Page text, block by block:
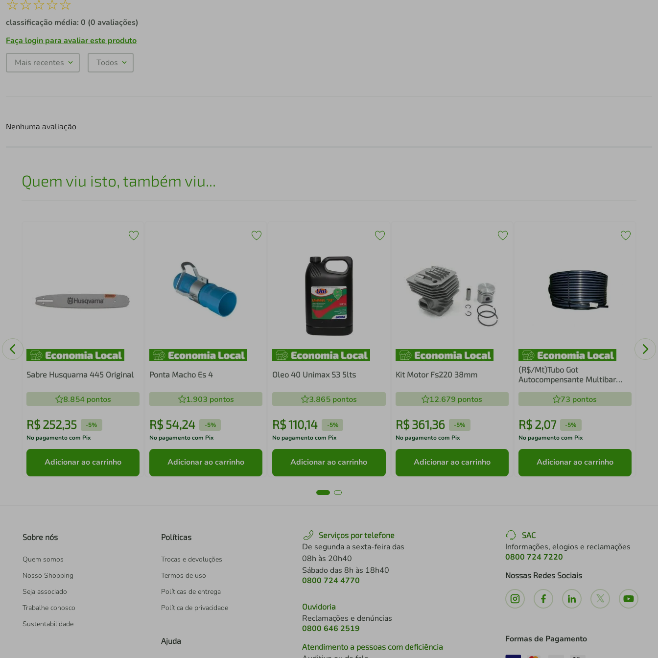
☆☆☆☆☆
classificação média: 0 (0 avaliações)
Faça login para avaliar este produto
Mais recentes Todos
Nenhuma avaliação
Quem viu isto, também viu...
Sabre Husquarna 445 Original
8.854pontos
R$ 252,35 -5%
No pagamento com Pix
Adicionar ao carrinho
Ponta Macho Es 4
1.903 pontos
R$ 54,24 -5%
No pagamento com Pix
Adicionar ao carrinho
Oleo 40 Unimax S3 5lts
3.865pontos
R$110,14 -5%
No pagamento com Pix
Adicionar ao carrinho
Kit Motor Fs220 38mm
12.679 pontos
R$ 361,36 -5%
No pagamento com Pix
Adicionar ao carrinho
(R$/Mt)Tubo Got
Autocompensante Multibar
73 pontos
R$ 2,07 -5%
No pagamento com Pix
Adicionar ao carrinho
Sobre nós
Quem somos
Nosso Shopping
Seja associado
Trabalhe conosco
Sustentabilidade
Políticas
Trocas e devoluções
Termos de uso
Políticas de entrega
Política de privacidade
Ajuda
Serviços por telefone
De segunda a sexta-feira das
08h às 20h40
Sábado das 8h às 18h40
0800 724 4770
Ouvidoria
Reclamações e denúncias
0800 646 2519
Atendimento a pessoas com deficiência
SAC
Informações, elogios e reclamações
0800 724 7220
Nossas Redes Sociais
Formas de Pagamento